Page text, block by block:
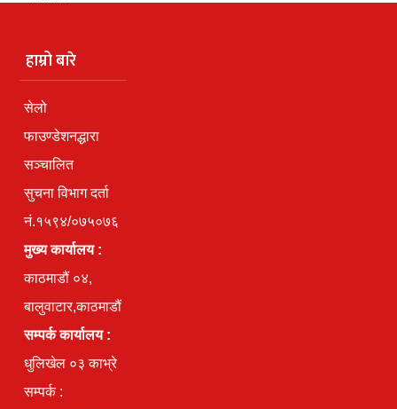
हाम्रो बारे
सेलो
फाउण्डेशनद्धारा
सञ्चालित
सुचना विभाग दर्ता
नं.१५९४/०७५०७६
मुख्य कार्यालय :
काठमाडौं ०४,
बालुवाटार,काठमाडौं
सम्पर्क कार्यालय :
धुलिखेल ०३ काभ्रे
सम्पर्क :